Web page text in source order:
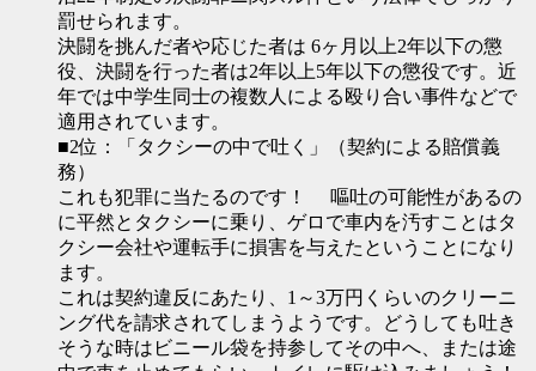
罰せられます。
決闘を挑んだ者や応じた者は 6ヶ月以上2年以下の懲
役、決闘を行った者は2年以上5年以下の懲役です。近
年では中学生同士の複数人による殴り合い事件などで
適用されています。
■2位：「タクシーの中で吐く」（契約による賠償義
務）
これも犯罪に当たるのです！ 嘔吐の可能性があるの
に平然とタクシーに乗り、ゲロで車内を汚すことはタ
クシー会社や運転手に損害を与えたということになり
ます。
これは契約違反にあたり、1～3万円くらいのクリーニ
ング代を請求されてしまうようです。どうしても吐き
そうな時はビニール袋を持参してその中へ、または途